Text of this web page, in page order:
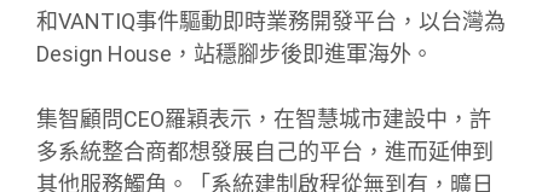
和VANTIQ事件驅動即時業務開發平台，以台灣為
Design House，站穩腳步後即進軍海外。
集智顧問CEO羅穎表示，在智慧城市建設中，許
多系統整合商都想發展自己的平台，進而延伸到
其他服務觸角。「系統建制啟程從無到有，曠日